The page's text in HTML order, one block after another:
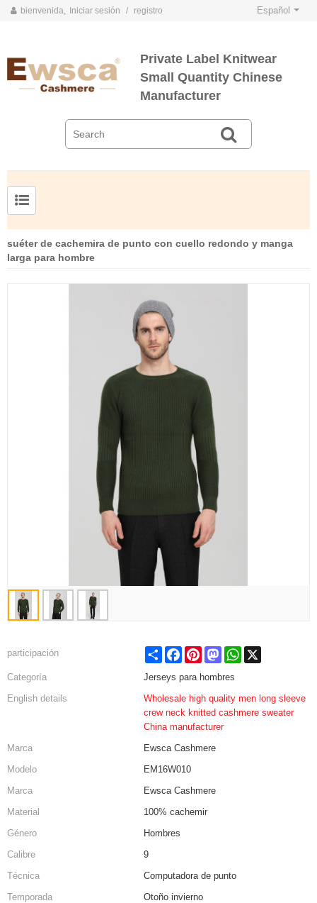
bienvenida, Iniciar sesión / registro Español
Private Label Knitwear
Small Quantity Chinese
Manufacturer
suéter de cachemira de punto con cuello redondo y manga
larga para hombre
participación Share FacebookPinterestMastodonWhatsApp
Categoría
Jerseys para hombres
English details
Wholesale high quality men long sleeve
crew neck knitted cashmere sweater
China manufacturer
Marca
Ewsca Cashmere
Modelo
EM16W010
Marca
Ewsca Cashmere
Material
100% cachemir
Género
Hombres
Calibre
9
Técnica
Computadora de punto
Temporada
Otoño invierno